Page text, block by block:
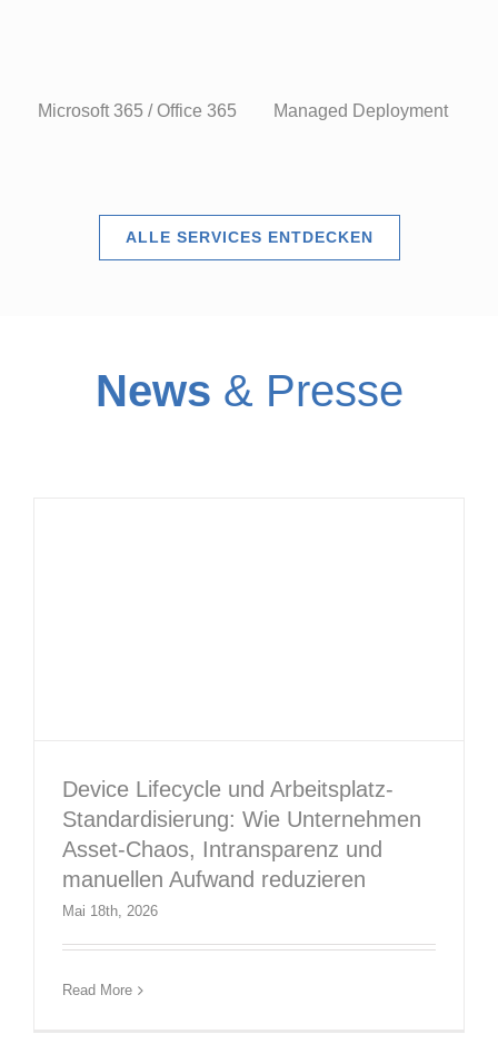
Microsoft 365 / Office 365 Managed Deployment
ALLE SERVICES ENTDECKEN
News & Presse
Standardisierung: Wie Unternehmen
Asset-Chaos, Intransparenz und
Device Lifecycle und Arbeitsplatz-
Standardisierung: Wie Unternehmen
Asset-Chaos, Intransparenz und
manuellen Aufwand reduzieren
Mai 18th, 2026
Read More
Cloud und Compliance – Wie sicher ist